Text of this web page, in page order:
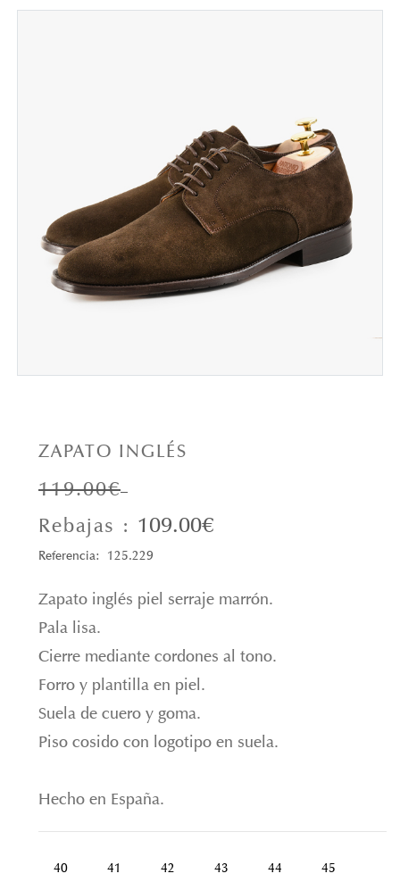
ZAPATO INGLÉS
119.00€
Rebajas : 109.00€
Referencia: 125.229
Zapato inglés piel serraje marrón.
Pala lisa.
Cierre mediante cordones al tono.
Forro y plantilla en piel.
Suela de cuero y goma.
Piso cosido con logotipo en suela.
Hecho en España.
40 41 42 43 44 45